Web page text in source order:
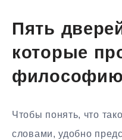
Пять
которые
философию
Чтобы понять, что
словами, удобно